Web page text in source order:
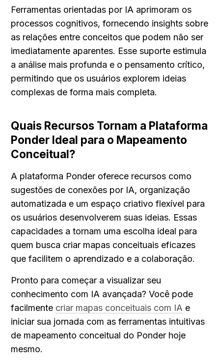
Ferramentas orientadas por IA aprimoram os
processos cognitivos, fornecendo insights sobre
as relações entre conceitos que podem não ser
imediatamente aparentes. Esse suporte estimula
a análise mais profunda e o pensamento crítico,
permitindo que os usuários explorem ideias
complexas de forma mais completa.
Quais Recursos Tornam a Plataforma
Ponder Ideal para o Mapeamento
Conceitual?
A plataforma Ponder oferece recursos como
sugestões de conexões por IA, organização
automatizada e um espaço criativo flexível para
os usuários desenvolverem suas ideias. Essas
capacidades a tornam uma escolha ideal para
quem busca criar mapas conceituais eficazes
que facilitem o aprendizado e a colaboração.
Pronto para começar a visualizar seu
conhecimento com IA avançada? Você pode
facilmente criar mapas conceituais com IA e
iniciar sua jornada com as ferramentas intuitivas
de mapeamento conceitual do Ponder hoje
mesmo.